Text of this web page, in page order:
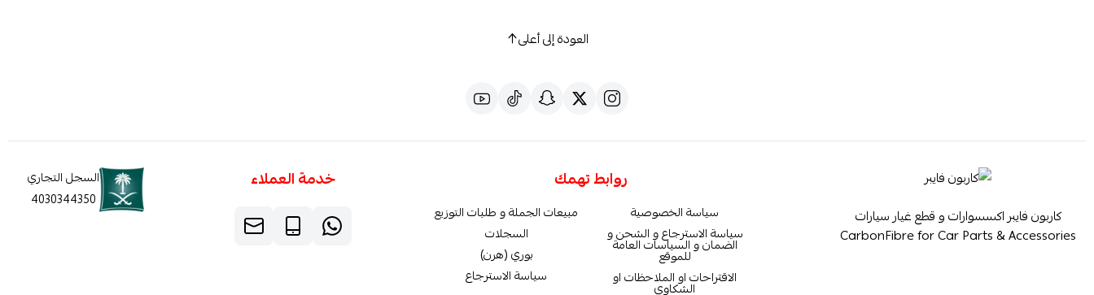
العودة إلى أعلى
كاربون فايبر اكسسوارات و قطع غيار سيارات
CarbonFibre for Car Parts & Accessories
روابط تهمك
سياسة الخصوصية
سياسة الاسترجاع و الشحن و
الضمان و السياسات العامة
للموقع
الاقتراحات او الملاحظات او
الشكاوي
مبيعات الجملة و طلبات التوزيع
السجلات
بوري (هرن)
سياسة الاسترجاع
خدمة العملاء
السجل التجاري
4030344350